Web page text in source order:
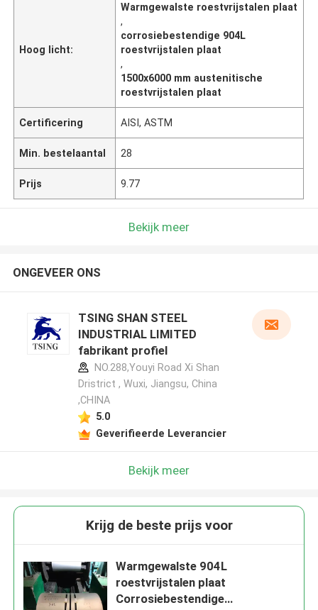
Hoog licht:
Warmgewalste roestvrijstalen plaat
,
corrosiebestendige 904L
roestvrijstalen plaat
,
1500x6000 mm austenitische
roestvrijstalen plaat
Certificering AISI, ASTM
Min. bestelaantal 28
Prijs 9.77
Bekijk meer
ONGEVEER ONS
TSING SHAN STEEL
INDUSTRIAL LIMITED
fabrikant profiel
NO.288,Youyi Road Xi Shan
Dristrict , Wuxi, Jiangsu, China
,CHINA
5.0
Geverifieerde Leverancier
Bekijk meer
Krijg de beste prijs voor
Warmgewalste 904L
roestvrijstalen plaat
Corrosiebestendige